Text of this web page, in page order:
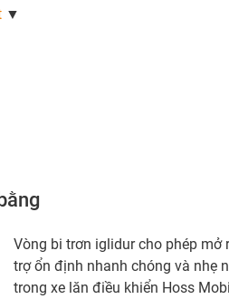
▼
Vòng bi trơn iglidur cho phép mở
trợ ổn định nhanh chóng và nhẹ
trong xe lăn điều khiển Hoss